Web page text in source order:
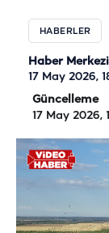
HABERLER
Haber Merkezi
17 May 2026,
Güncelleme
17 May 2026,